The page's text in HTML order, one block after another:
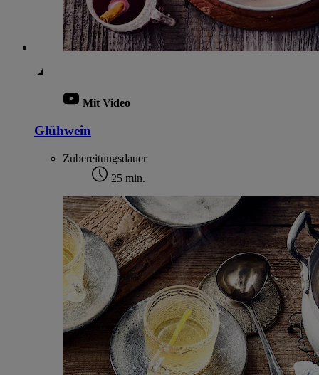
Mit Video
Glühwein
Zubereitungsdauer
25 min.